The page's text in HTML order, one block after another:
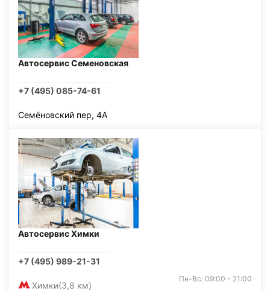
Автосервис Семеновская
+7 (495) 085-74-61
Семёновский пер, 4А
Автосервис Химки
+7 (495) 989-21-31
Химки(3,8 км)
Пн-Вс: 09:00 - 21:00